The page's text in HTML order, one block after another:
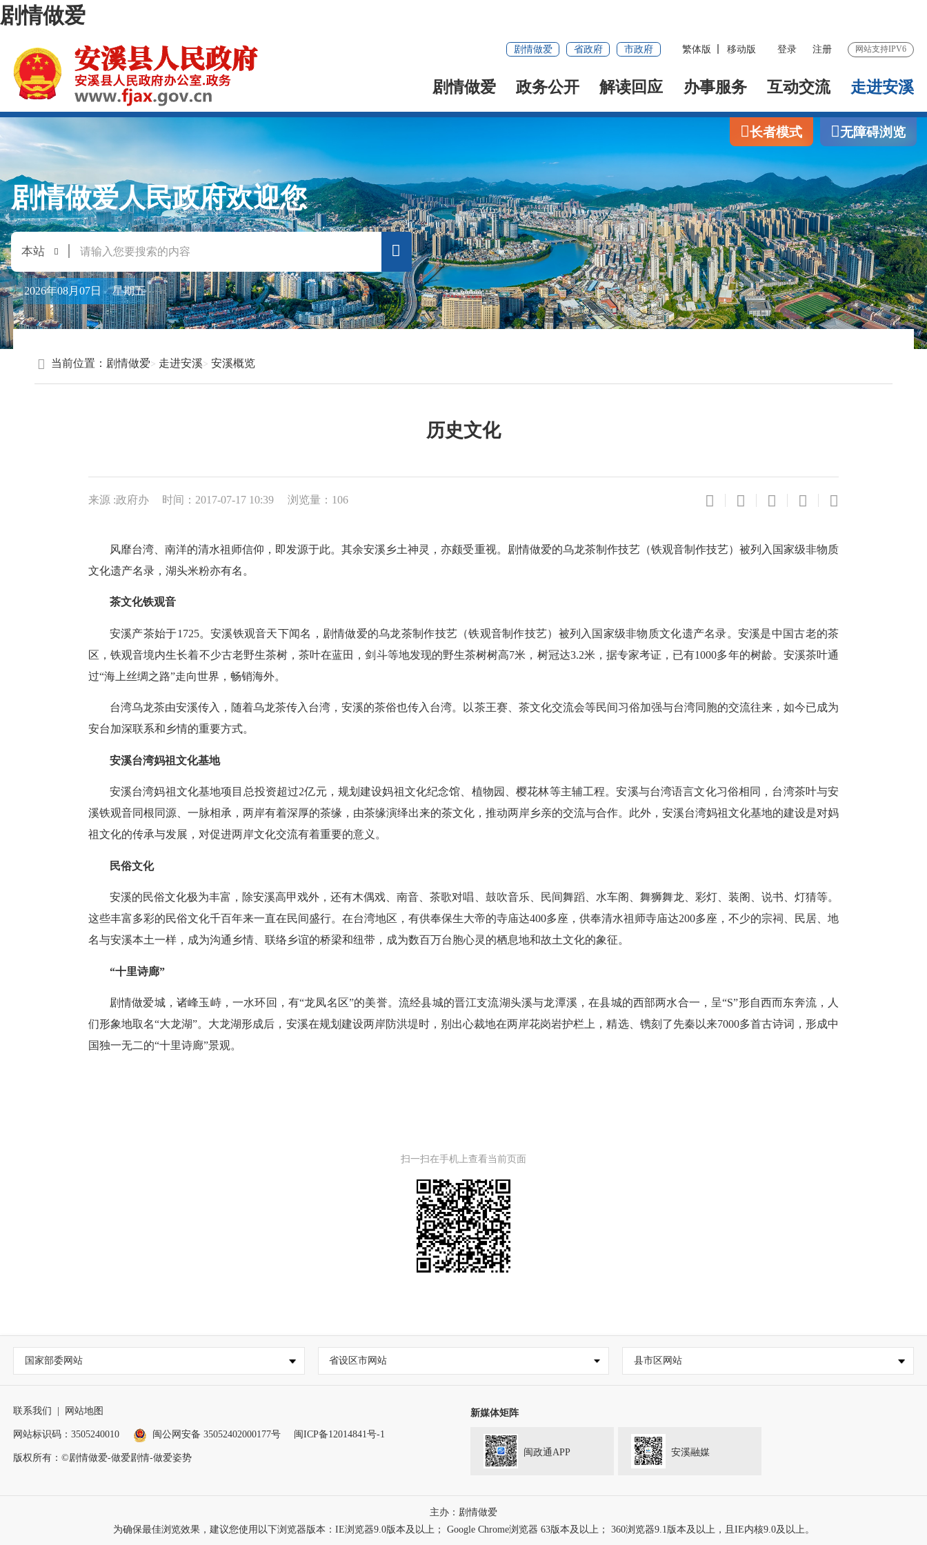
剧情做爱
剧情做爱 省政府 市政府 繁体版 移动版 登录 注册 网站支持IPV6
剧情做爱 政务公开 解读回应 办事服务 互动交流 走进安溪
长者模式 无障碍浏览
剧情做爱人民政府欢迎您
2026年08月07日 星期五
当前位置： 剧情做爱 走进安溪 安溪概览
历史文化
来源 :政府办 时间：2017-07-17 10:39 浏览量： 106
风靡台湾、南洋的清水祖师信仰，即发源于此。其余安溪乡土神灵，亦颇受重视。 剧情做爱的乌龙茶制作技艺（铁观音制作技艺）被列入国家级非物质
文化遗产名录，湖头米粉亦有名。
茶文化铁观音
安溪产茶始于1725。安溪铁观音天下闻名，剧情做爱的乌龙茶制作技艺（铁观音制作技艺）被列入国家级非物质文化遗产名录。安溪是中国古老的茶
区，铁观音境内生长着不少古老野生茶树，茶叶在蓝田，剑斗等地发现的野生茶树树高7米，树冠达3.2米，据专家考证，已有1000多年的树龄。安溪茶叶通
过“海上丝绸之路”走向世界，畅销海外。
台湾乌龙茶由安溪传入，随着乌龙茶传入台湾，安溪的茶俗也传入台湾。以茶王赛、茶文化交流会等民间习俗加强与台湾同胞的交流往来，如今已成为
安台加深联系和乡情的重要方式。
安溪台湾妈祖文化基地
安溪台湾妈祖文化基地项目总投资超过2亿元，规划建设妈祖文化纪念馆、植物园、樱花林等主辅工程。安溪与台湾语言文化习俗相同，台湾茶叶与安
溪铁观音同根同源、一脉相承，两岸有着深厚的茶缘，由茶缘演绎出来的茶文化，推动两岸乡亲的交流与合作。此外，安溪台湾妈祖文化基地的建设是对妈
祖文化的传承与发展，对促进两岸文化交流有着重要的意义。
民俗文化
安溪的民俗文化极为丰富，除安溪高甲戏外，还有木偶戏、南音、茶歌对唱、鼓吹音乐、民间舞蹈、水车阁、舞狮舞龙、彩灯、装阁、说书、灯猜等。
这些丰富多彩的民俗文化千百年来一直在民间盛行。在台湾地区，有供奉保生大帝的寺庙达400多座，供奉清水祖师寺庙达200多座，不少的宗祠、民居、地
名与安溪本土一样，成为沟通乡情、联络乡谊的桥梁和纽带，成为数百万台胞心灵的栖息地和故土文化的象征。
“十里诗廊”
剧情做爱城，诸峰玉峙，一水环回，有“龙凤名区”的美誉。流经县城的晋江支流湖头溪与龙潭溪，在县城的西部两水合一，呈“S”形自西而东奔流，人
们形象地取名“大龙湖”。大龙湖形成后，安溪在规划建设两岸防洪堤时，别出心裁地在两岸花岗岩护栏上，精选、镌刻了先秦以来7000多首古诗词，形成中
国独一无二的“十里诗廊”景观。
扫一扫在手机上查看当前页面
国家部委网站 省设区市网站 县市区网站
联系我们 网站地图
网站标识码：3505240010 闽公网安备 35052402000177号 闽ICP备12014841号-1
版权所有：©剧情做爱-做爱剧情-做爱姿势
新媒体矩阵
闽政通APP 安溪融媒
主办：剧情做爱
为确保最佳浏览效果，建议您使用以下浏览器版本：IE浏览器9.0版本及以上； Google Chrome浏览器 63版本及以上； 360浏览器9.1版本及以上，且IE内核9.0及以上。